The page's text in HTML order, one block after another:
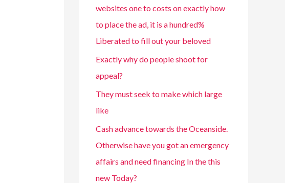
websites one to costs on exactly how
to place the ad, it is a hundred%
Liberated to fill out your beloved
Exactly why do people shoot for
appeal?
They must seek to make which large
like
Cash advance towards the Oceanside.
Otherwise have you got an emergency
affairs and need financing In the this
new Today?